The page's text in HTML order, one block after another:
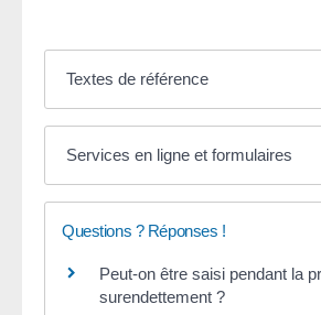
Textes de référence
Services en ligne et formulaires
Questions ? Réponses !
Peut-on être saisi pendant la
surendettement ?